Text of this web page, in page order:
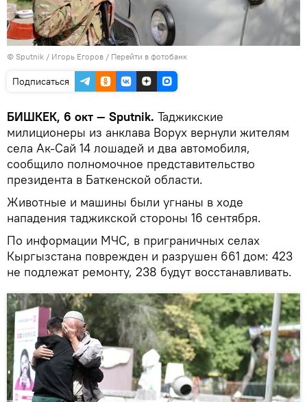
© Sputnik / Игорь Егоров / Перейти в фотобанк
Подписаться
БИШКЕК, 6 окт — Sputnik. Таджикские
милиционеры из анклава Ворух вернули жителям
села Ак-Сай 14 лошадей и два автомобиля,
сообщило полномочное представительство
президента в Баткенской области.
Животные и машины были угнаны в ходе
нападения таджикской стороны 16 сентября.
По информации МЧС, в приграничных селах
Кыргызстана поврежден и разрушен 661 дом: 423
не подлежат ремонту, 238 будут восстанавливать.